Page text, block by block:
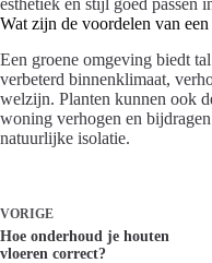
Wat zijn de voordelen van
Een groene omgeving biedt
verbeterd binnenklimaat,
welzijn. Planten kunnen ook
woning verhogen en
natuurlijke isolatie.
VORIGE
Hoe onderhoud je houten
vloeren correct?